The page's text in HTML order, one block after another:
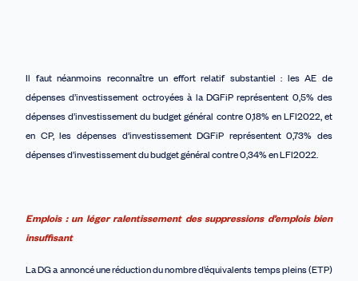
Il faut néanmoins reconnaître un effort relatif substantiel : les AE de
dépenses d’investissement octroyées à la DGFiP représentent 0,5% des
dépenses d’investissement du budget général contre 0,18% en LFI2022, et
en CP, les dépenses d’investissement DGFiP représentent 0,73% des
dépenses d’investissement du budget général contre 0,34% en LFI2022.
Emplois : un léger ralentissement des suppressions d’emploisbien
insuffisant
La DG a annoncé une réduction du nombre d’équivalents temps pleins (ETP)